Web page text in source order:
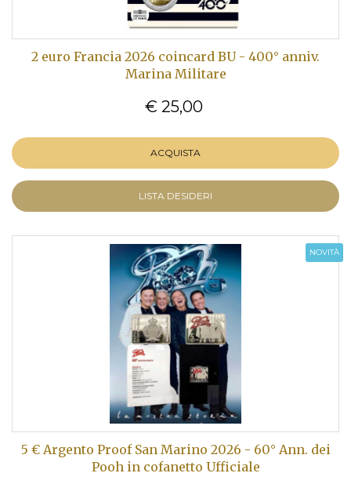
2 euro Francia 2026 coincard BU - 400° anniv.
Marina Militare
€ 25,00
ACQUISTA
LISTA DESIDERI
NOVITÀ
5 € Argento Proof San Marino 2026 - 60° Ann. dei
Pooh in cofanetto Ufficiale